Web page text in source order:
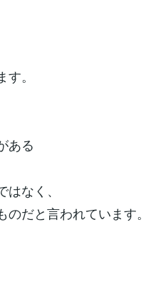
。
ある
なく、
だと言われています。